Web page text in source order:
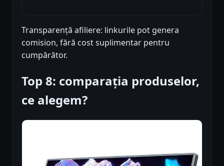
Transparență afiliere: linkurile pot genera
comision, fără cost suplimentar pentru
cumpărător.
Top 8: comparația produselor,
ce alegem?